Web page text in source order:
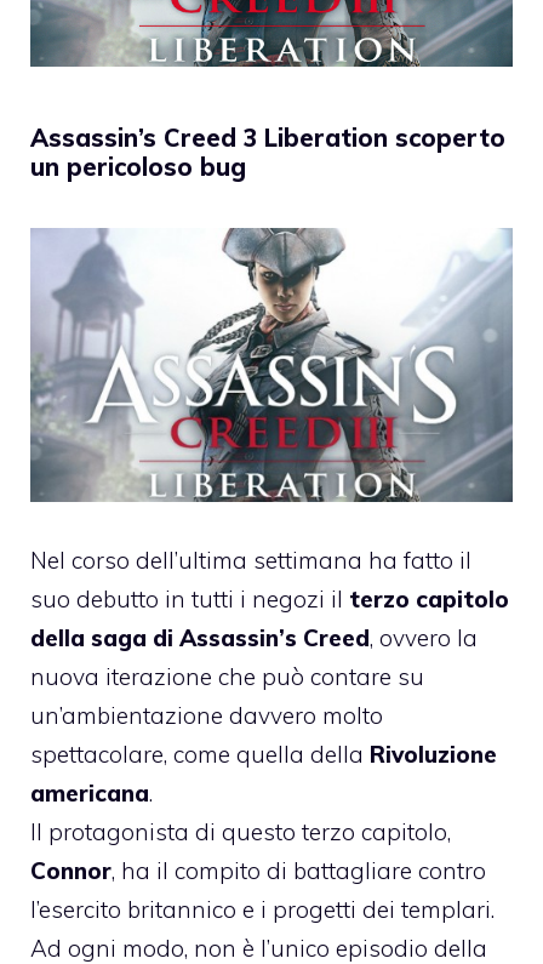
Assassin’s Creed 3 Liberation scoperto
un pericoloso bug
Nel corso dell’ultima settimana ha fatto il
suo debutto in tutti i negozi il terzo capitolo
della saga di Assassin’s Creed, ovvero la
nuova iterazione che può contare su
un’ambientazione davvero molto
spettacolare, come quella della Rivoluzione
americana.
Il protagonista di questo terzo capitolo,
Connor, ha il compito di battagliare contro
l’esercito britannico e i progetti dei templari.
Ad ogni modo, non è l’unico episodio della